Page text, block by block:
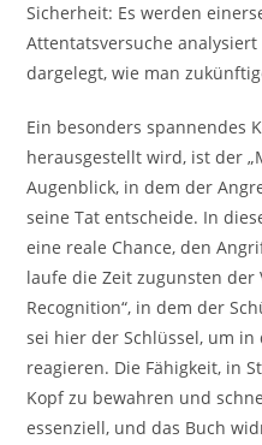
Sicherheit: Es werden
Attentatsversuche
dargelegt, wie man
Ein besonders spannendes
herausgestellt wird, ist der
Augenblick, in dem der
seine Tat entscheide. In
eine reale Chance, den
laufe die Zeit zugunsten der
Recognition“, in dem der
sei hier der Schlüssel, um
reagieren. Die Fähigkeit, in
Kopf zu bewahren und
essenziell, und das Buch